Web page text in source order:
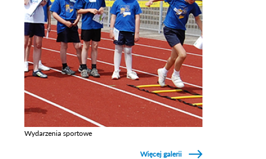
Wydarzenia sportowe
Więcej galerii